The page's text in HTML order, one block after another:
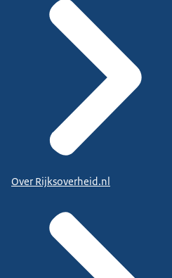
Over Rijksoverheid.nl